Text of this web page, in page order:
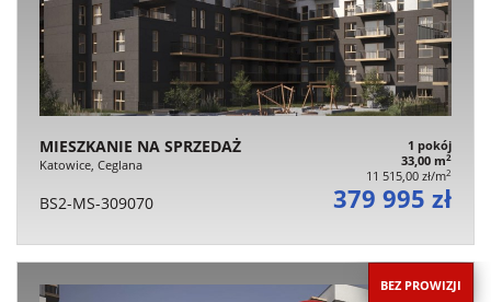
MIESZKANIE NA SPRZEDAŻ
Katowice, Ceglana
1 pokój
33,00 m2
11 515,00 zł/m2
BS2-MS-309070 379 995 zł
BEZ PROWIZJI